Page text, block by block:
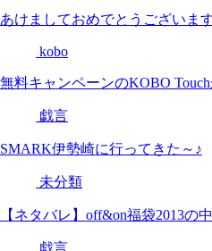
あけましておめでとうございま
kobo
無料キャンペーンのKOBO
戯言
SMARK伊勢崎に行ってきた～♪
未分類
【ネタバレ】off&on福袋2013の
戯言